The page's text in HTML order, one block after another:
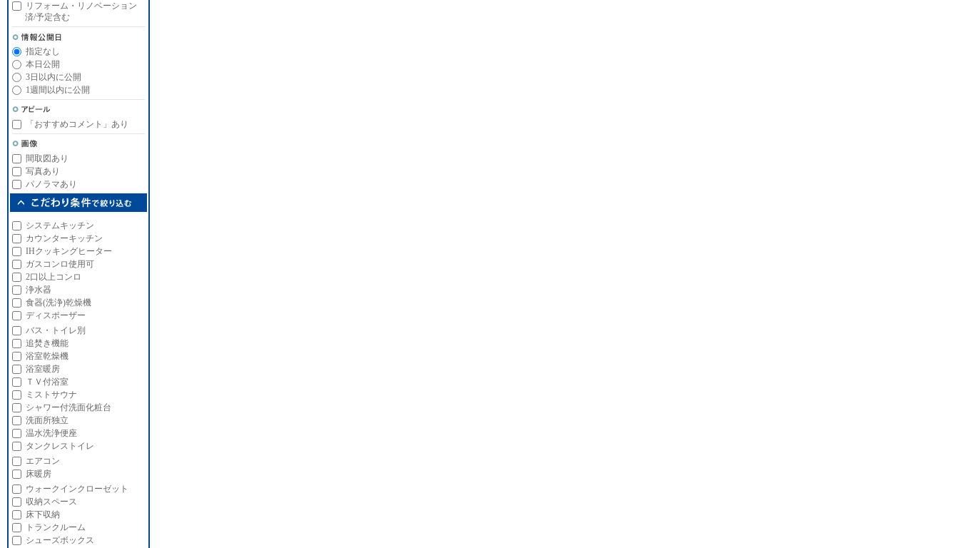
リフォーム・リノベーション
済/予定含む
指定なし
本日公開
3日以内に公開
1週間以内に公開
「おすすめコメント」あり
間取図あり
写真あり
パノラマあり
システムキッチン
カウンターキッチン
IHクッキングヒーター
ガスコンロ使用可
2口以上コンロ
浄水器
食器(洗浄)乾燥機
ディスポーザー
バス・トイレ別
追焚き機能
浴室乾燥機
浴室暖房
ＴＶ付浴室
ミストサウナ
シャワー付洗面化粧台
洗面所独立
温水洗浄便座
タンクレストイレ
エアコン
床暖房
ウォークインクローゼット
収納スペース
床下収納
トランクルーム
シューズボックス